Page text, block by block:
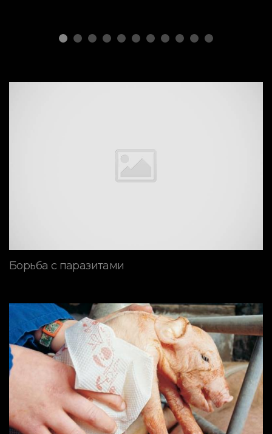
Борьба с паразитами